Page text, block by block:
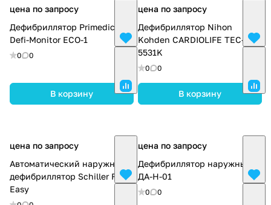
цена по запросу
Дефибриллятор Primedic
Defi-Monitor ECO-1
0 0
В корзину
цена по запросу
Дефибриллятор Nihon
Kohden CARDIOLIFE TEC-
5531K
0 0
В корзину
цена по запросу
Автоматический наружный
дефибриллятор Schiller Fred
Easy
цена по запросу
Дефибриллятор наружный
ДА-Н-01
0 0